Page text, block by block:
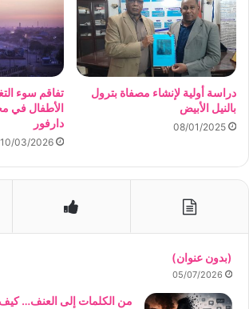
دراسة أولية لإنشاء مصفاة بترول
بالنيل الأبيض
08/01/2025
تفاقم سوء
الأطفال في
دارفور
10/03/2026
(بدون عنوان)
05/07/2026
من الكلمات إلى العنف…